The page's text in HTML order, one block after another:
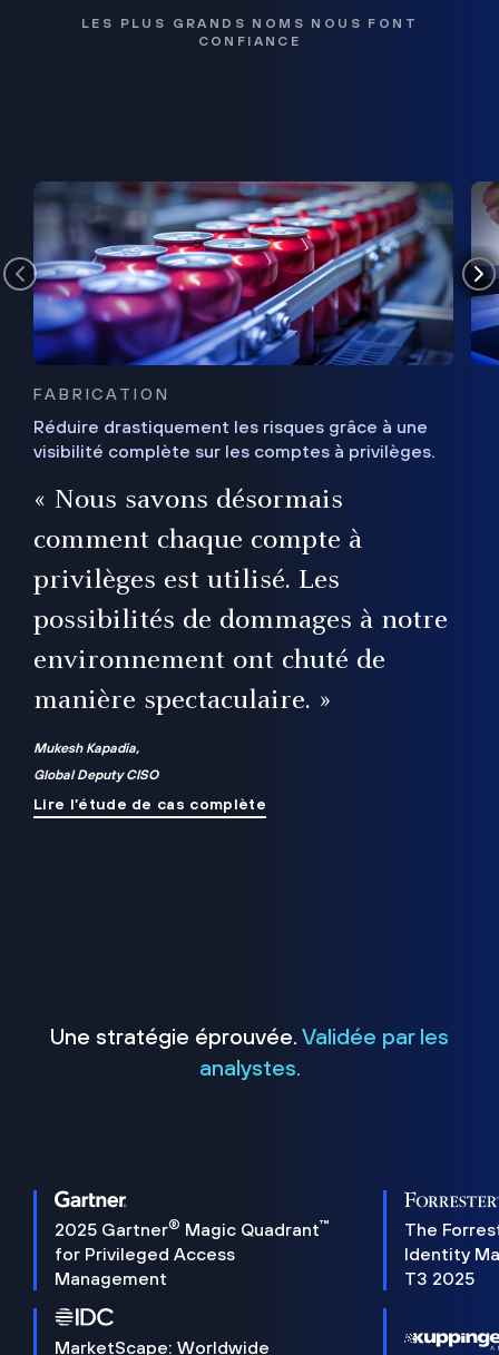
LES PLUS GRANDS NOMS NOUS FONT
CONFIANCE
FABRICATION
Réduire drastiquement les risques grâce à une
visibilité complète sur les comptes à privilèges.
« Nous savons désormais
comment chaque compte à
privilèges est utilisé. Les
possibilités de dommages à notre
environnement ont chuté de
manière spectaculaire. »
Mukesh Kapadia,
Global Deputy CISO
Lire l’étude de cas complète
Une stratégie éprouvée. Validée par les
analystes.
2025 Gartner® Magic Quadrant™
for Privileged Access
Management
The
Identity
T3 2025
MarketScape: Worldwide